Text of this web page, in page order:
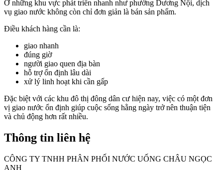
Ở những khu vực phát triển nhanh như phường Dương Nội, dịch
vụ giao nước không còn chỉ đơn giản là bán sản phẩm.
Điều khách hàng cần là:
giao nhanh
đúng giờ
người giao quen địa bàn
hỗ trợ ổn định lâu dài
xử lý linh hoạt khi cần gấp
Đặc biệt với các khu đô thị đông dân cư hiện nay, việc có một đơn
vị giao nước ổn định giúp cuộc sống hằng ngày trở nên thuận tiện
và chủ động hơn rất nhiều.
Thông tin liên hệ
CÔNG TY TNHH PHÂN PHỐI NƯỚC UỐNG CHÂU NGỌC
ANH